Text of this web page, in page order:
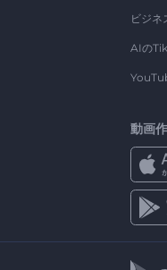
ビジネ
AIの
動画